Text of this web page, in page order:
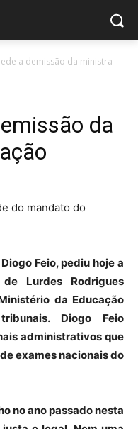
a demissão da ministra
da
do mandato do
Feio, pediu hoje a
Lurdes Rodrigues
da Educação
Diogo Feio
administrativos que
exames nacionais do
no ano passado nesta